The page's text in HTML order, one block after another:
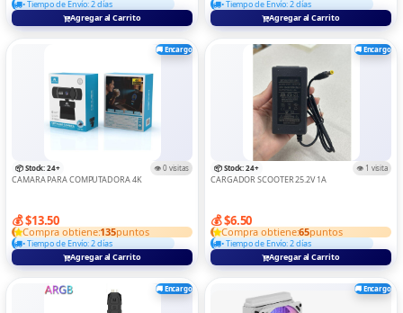
MEMORIA Y LECTOR
MICROFONO
Routers Y Switch
SOPORTE DE TABLE/LAPTOP
TABLET
TRANSMISOR
TRIPODE
• Tiempo de Envío: 2 días
Agregar al Carrito
• Tiempo de Envío: 2 días
Agregar al Carrito
🚚 Encargo
📦 Stock: 24+ 👁️ 0 visitas
CAMARA PARA COMPUTADORA 4K
💰 $13.50
Compra obtiene:135puntos
• Tiempo de Envío: 2 días
Agregar al Carrito
🚚 Encargo
📦 Stock: 24+ 👁️ 1 visita
CARGADOR SCOOTER 25.2V 1A
💰 $6.50
Compra obtiene:65puntos
• Tiempo de Envío: 2 días
Agregar al Carrito
🚚 Encargo 🚚 Encargo